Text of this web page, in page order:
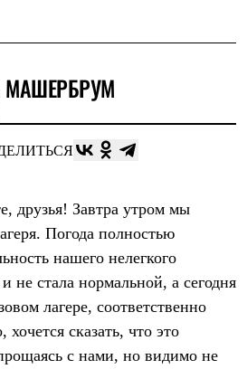
друзья! Завтра утром мы
Погода полностью
нашего нелегкого
не стала нормальной, а сегодня
лагере, соответственно
сказать, что это
с нами, но видимо не